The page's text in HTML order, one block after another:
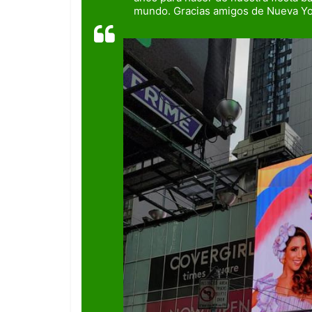
mundo. Gracias amigos de Nueva